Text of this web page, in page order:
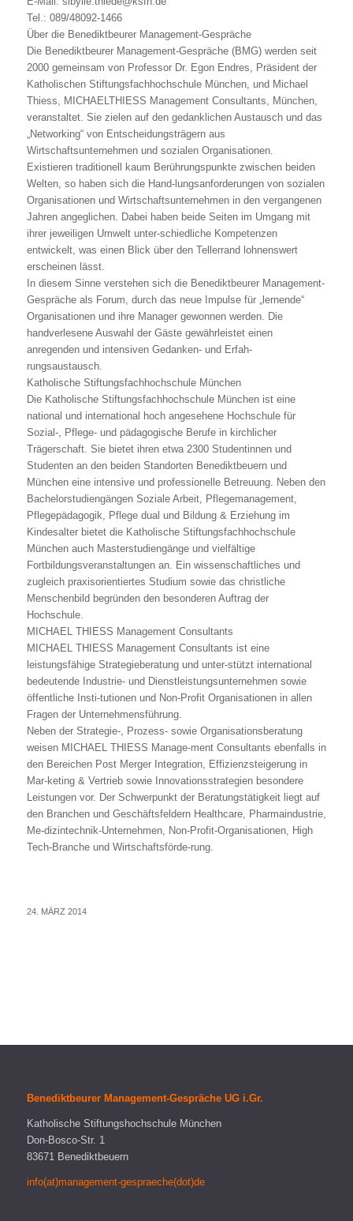
Tel.: 089/48092-1466
Über die Benediktbeurer Management-Gespräche
Die Benediktbeurer Management-Gespräche (BMG) werden seit
2000 gemeinsam von Professor Dr. Egon Endres, Präsident der
Katholischen Stiftungsfachhochschule München, und Michael
Thiess, MICHAELTHIESS Management Consultants, München,
veranstaltet. Sie zielen auf den gedanklichen Austausch und das
„Networking“ von Entscheidungsträgern aus
Wirtschaftsunternehmen und sozialen Organisationen.
Existieren traditionell kaum Berührungspunkte zwischen beiden
Welten, so haben sich die Hand-lungsanforderungen von sozialen
Organisationen und Wirtschaftsunternehmen in den vergangenen
Jahren angeglichen. Dabei haben beide Seiten im Umgang mit
ihrer jeweiligen Umwelt unter-schiedliche Kompetenzen
entwickelt, was einen Blick über den Tellerrand lohnenswert
erscheinen lässt.
In diesem Sinne verstehen sich die Benediktbeurer Management-
Gespräche als Forum, durch das neue Impulse für „lernende“
Organisationen und ihre Manager gewonnen werden. Die
handverlesene Auswahl der Gäste gewährleistet einen
anregenden und intensiven Gedanken- und Erfah-
rungsaustausch.
Katholische Stiftungsfachhochschule München
Die Katholische Stiftungsfachhochschule München ist eine
national und international hoch angesehene Hochschule für
Sozial-, Pflege- und pädagogische Berufe in kirchlicher
Trägerschaft. Sie bietet ihren etwa 2300 Studentinnen und
Studenten an den beiden Standorten Benediktbeuern und
München eine intensive und professionelle Betreuung. Neben den
Bachelorstudiengängen Soziale Arbeit, Pflegemanagement,
Pflegepädagogik, Pflege dual und Bildung & Erziehung im
Kindesalter bietet die Katholische Stiftungsfachhochschule
München auch Masterstudiengänge und vielfältige
Fortbildungsveranstaltungen an. Ein wissenschaftliches und
zugleich praxisorientiertes Studium sowie das christliche
Menschenbild begründen den besonderen Auftrag der
Hochschule.
MICHAEL THIESS Management Consultants
MICHAEL THIESS Management Consultants ist eine
leistungsfähige Strategieberatung und unter-stützt international
bedeutende Industrie- und Dienstleistungsunternehmen sowie
öffentliche Insti-tutionen und Non-Profit Organisationen in allen
Fragen der Unternehmensführung.
Neben der Strategie-, Prozess- sowie Organisationsberatung
weisen MICHAEL THIESS Manage-ment Consultants ebenfalls in
den Bereichen Post Merger Integration, Effizienzsteigerung in
Mar-keting & Vertrieb sowie Innovationsstrategien besondere
Leistungen vor. Der Schwerpunkt der Beratungstätigkeit liegt auf
den Branchen und Geschäftsfeldern Healthcare, Pharmaindustrie,
Me-dizintechnik-Unternehmen, Non-Profit-Organisationen, High
Tech-Branche und Wirtschaftsförde-rung.
24. MÄRZ 2014
Benediktbeurer Management-Gespräche UG i.Gr.
Katholische Stiftungshochschule München
Don-Bosco-Str. 1
83671 Benediktbeuern
info(at)management-gespraeche(dot)de